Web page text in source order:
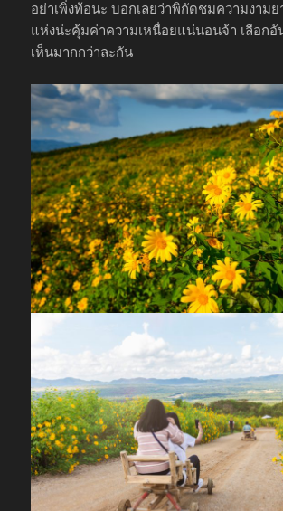
อย่าเพิ่งท้อนะ บอกเลยว่าพิกัดชมความงามย
แห่งน่ะคุ้มค่าความเหนื่อยแน่นอนจ้า เลือกอั
เห็นมากกว่าละกัน